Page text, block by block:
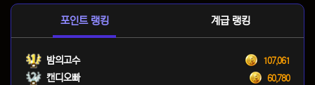
포인트 랭킹 계급 랭킹
밤의고수 107,061
캔디오빠 60,780